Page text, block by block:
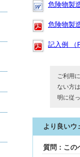
危険物製
危険物製
記入例 （
ご利用
ない方
明に従
より良いウ
質問：この